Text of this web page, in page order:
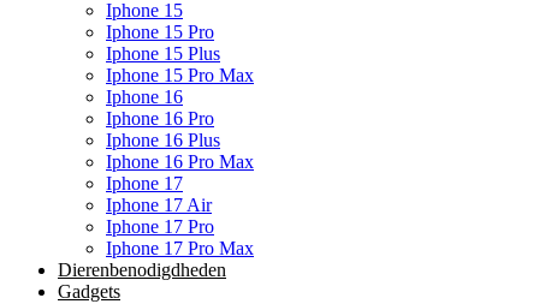
Iphone 15
Iphone 15 Pro
Iphone 15 Plus
Iphone 15 Pro Max
Iphone 16
Iphone 16 Pro
Iphone 16 Plus
Iphone 16 Pro Max
Iphone 17
Iphone 17 Air
Iphone 17 Pro
Iphone 17 Pro Max
Dierenbenodigdheden
Gadgets